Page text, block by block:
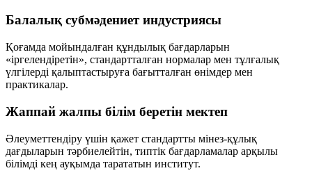
Балалық субмәдениет индустриясы
Қоғамда мойындалған құндылық бағдарларын
«іргелендіретін», стандартталған нормалар мен тұлғалық
үлгілерді қалыптастыруға бағытталған өнімдер мен
практикалар.
Жаппай жалпы білім беретін мектеп
Әлеуметтендіру үшін қажет стандартты мінез-құлық
дағдыларын тәрбиелейтін, типтік бағдарламалар арқылы
білімді кең ауқымда тарататын институт.